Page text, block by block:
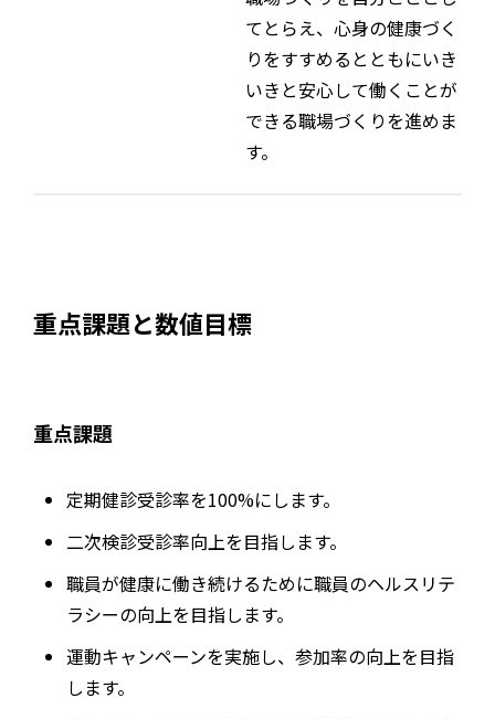
てとらえ、心身の健康づく
りをすすめるとともにいき
いきと安心して働くことが
できる職場づくりを進めま
す。
重点課題と数値目標
重点課題
定期健診受診率を100%にします。
二次検診受診率向上を目指します。
職員が健康に働き続けるために職員のヘルスリテ
ラシーの向上を目指します。
運動キャンペーンを実施し、参加率の向上を目指
します。